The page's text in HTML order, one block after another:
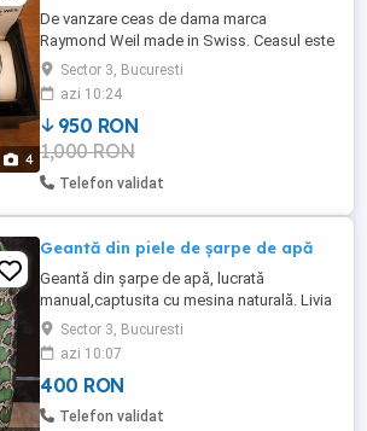
4
De vanzare ceas de dama marca
Raymond Weil made in Swiss. Ceasul este
nou , nu a fost purtat.
Sector 3, Bucuresti
azi 10:24
950 RON
1,000 RON
Telefon validat
Geantă din piele de șarpe de apă
Geantă din șarpe de apă, lucrată
manual,captusita cu mesina naturală. Livia
Tudor Design. Preț in magazin 1500.
Sector 3, Bucuresti
azi 10:07
400 RON
Telefon validat